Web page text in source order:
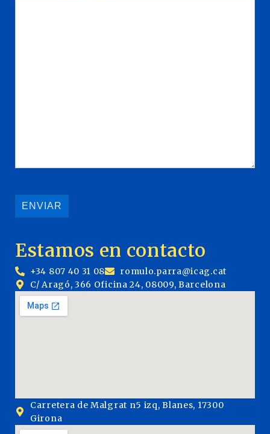
Estamos en contacto
+34 807 40 31 08
romulo.parra@icag.cat
C/ Aragó, 366 Oficina 24, 08009, Barcelona
Carretera de Malgrat n5 izq, Blanes, 17300
Girona